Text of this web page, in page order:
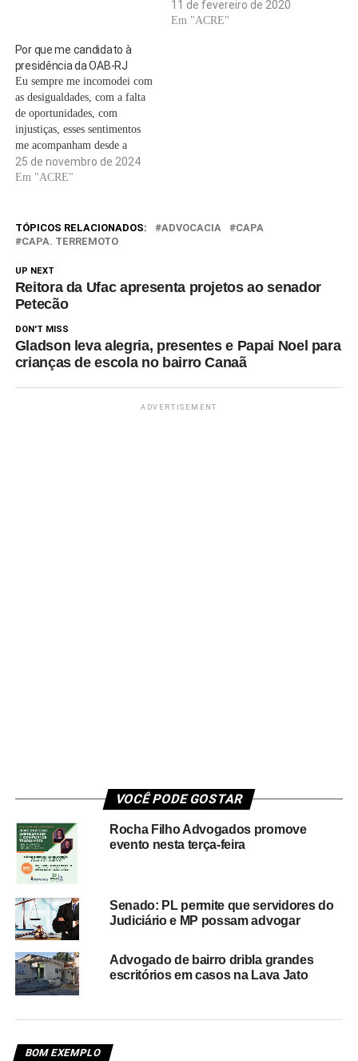
11 de fevereiro de 2020
Em "ACRE"
Por que me candidato à
presidência da OAB-RJ
Eu sempre me incomodei com
as desigualdades, com a falta
de oportunidades, com
injustiças, esses sentimentos
me acompanham desde a
minha formação. Quando
iniciei na profissão, vivenciei
vive da profissão e percebi a
responsabilidade de carregar
25 de novembro de 2024
Em "ACRE"
TÓPICOS RELACIONADOS: ADVOCACIA
CAPA
CAPA. TERREMOTO
UP NEXT
Reitora da Ufac apresenta projetos ao senador
Petecão
DON'T MISS
Gladson leva alegria, presentes e Papai Noel para
crianças de escola no bairro Canaã
ADVERTISEMENT
VOCÊ PODE GOSTAR
Rocha Filho Advogados promove
evento nesta terça-feira
Senado: PL permite que servidores do
Judiciário e MP possam advogar
Advogado de bairro dribla grandes
escritórios em casos na Lava Jato
BOM EXEMPLO